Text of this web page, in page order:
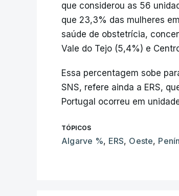
que considerou as 56
que 23,3% das mulheres
saúde de obstetrícia,
Vale do Tejo (5,4%) e
Essa percentagem sobe
SNS, refere ainda a ERS,
Portugal ocorreu em
TÓPICOS
Algarve %, ERS, Oeste,